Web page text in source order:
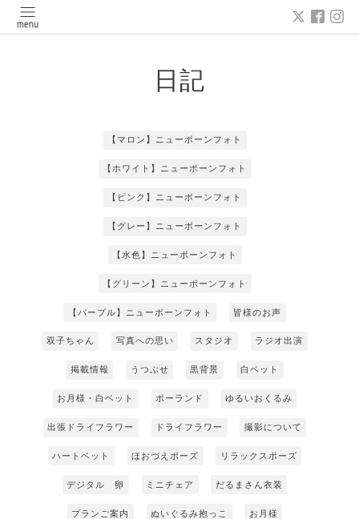
日記
【マロン】ニューボーンフォト
【ホワイト】ニューボーンフォト
【ピンク】ニューボーンフォト
【グレー】ニューボーンフォト
【水色】ニューボーンフォト
【グリーン】ニューボーンフォト
【パープル】ニューボーンフォト 皆様のお声
双子ちゃん 写真への思い スタジオ ラジオ出演
掲載情報 うつぶせ 黒背景 白ベット
お月様・白ベット ポーランド ゆるいおくるみ
出張ドライフラワー ドライフラワー 撮影について
ハートベット ほおづえポーズ リラックスポーズ
デジタル 卵 ミニチェア だるまさん衣装
プランご案内 ぬいぐるみ抱っこ お月様